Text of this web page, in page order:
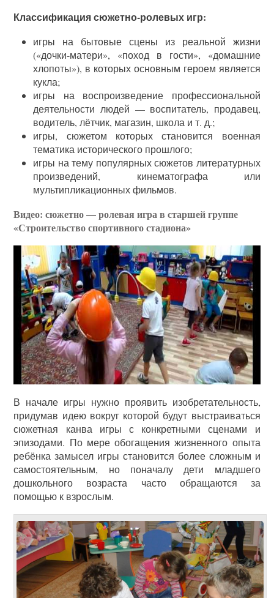
Классификация сюжетно-ролевых игр:
игры на бытовые сцены из реальной жизни
(«дочки-матери», «поход в гости», «домашние
хлопоты»), в которых основным героем является
кукла;
игры на воспроизведение профессиональной
деятельности людей — воспитатель, продавец,
водитель, лётчик, магазин, школа и т. д.;
игры, сюжетом которых становится военная
тематика исторического прошлого;
игры на тему популярных сюжетов литературных
произведений, кинематографа или
мультипликационных фильмов.
Видео: сюжетно — ролевая игра в старшей группе
«Строительство спортивного стадиона»
В начале игры нужно проявить изобретательность,
придумав идею вокруг которой будут выстраиваться
сюжетная канва игры с конкретными сценами и
эпизодами. По мере обогащения жизненного опыта
ребёнка замысел игры становится более сложным и
самостоятельным, но поначалу дети младшего
дошкольного возраста часто обращаются за
помощью к взрослым.